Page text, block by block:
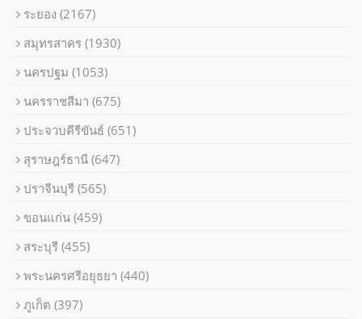
ระยอง
(2167)
สมุทรสาคร
(1930)
นครปฐม
(1053)
นครราชสีมา
(675)
ประจวบคีรีขันธ์
(651)
สุราษฎร์ธานี
(647)
ปราจีนบุรี
(565)
ขอนแก่น
(459)
สระบุรี
(455)
พระนครศรีอยุธยา
(440)
ภูเก็ต
(397)